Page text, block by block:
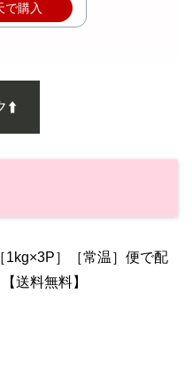
で購入
⬆️
1kg×3P］［常温］便で配
送料無料】